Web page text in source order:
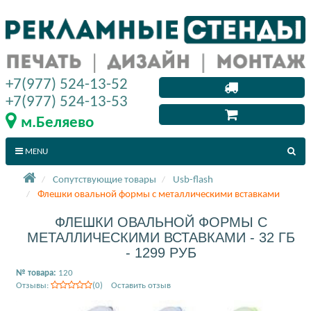
Сопутствующие товары
Usb-flash
Флешки овальной формы с металлическими вставками
ФЛЕШКИ ОВАЛЬНОЙ ФОРМЫ С
МЕТАЛЛИЧЕСКИМИ ВСТАВКАМИ - 32 ГБ
- 1299 РУБ
№ товара: 120
Отзывы:
(0) Оставить отзыв
+7(977) 524-13-52
+7(977) 524-13-53
м.Беляево
MENU